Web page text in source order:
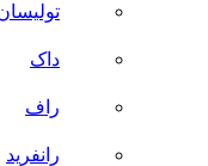
داک
راف
رانفرید